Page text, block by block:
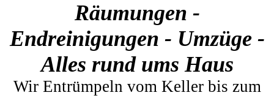
Räumungen -
Endreinigungen - Umzüge -
Alles rund ums Haus
Wir Entrümpeln vom Keller bis zum